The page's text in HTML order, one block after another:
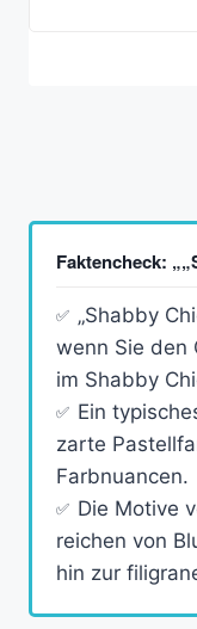
Faktencheck:
„Shabby
wenn Sie den
im Shabby
Ein
zarte
Farbnuancen.
Die Motive
reichen von
hin zur